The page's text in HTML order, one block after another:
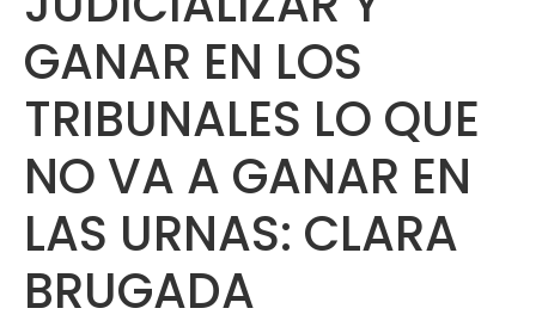
GANAR EN LOS
TRIBUNALES LO QUE
NO VA A GANAR EN
LAS URNAS: CLARA
BRUGADA